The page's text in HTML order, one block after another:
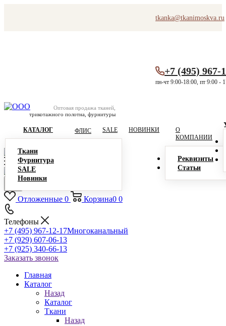
tkanka@tkanimoskva.ru
Оптовая продажа тканей,
трикотажного полотна, фурнитуры
+7 (495) 967-
пн-чт 9:00-18:00, пт 9:00 -
КАТАЛОГ
Ткани
Фурнитура
SALE
Новинки
ФЛИС SALE НОВИНКИ
О
КОМПАНИИ
Реквизиты
Статьи
Отложенные 0 Корзина0 0
Телефоны
+7 (495) 967-12-17Многоканальный
+7 (929) 607-06-13
+7 (925) 340-66-13
Заказать звонок
Главная
Каталог
Назад
Каталог
Ткани
Назад